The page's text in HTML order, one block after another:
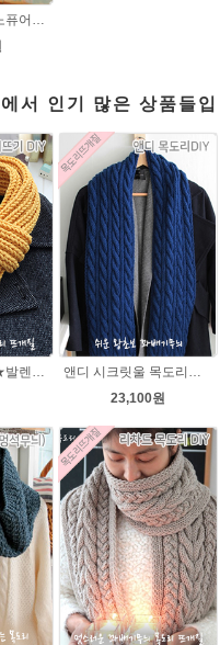
서 인기 많은 상품들입
23,100원